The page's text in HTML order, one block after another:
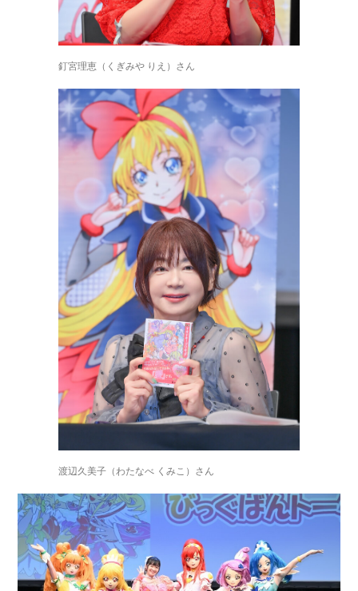
釘宮理恵（くぎみや りえ）さん
渡辺久美子（わたなべ くみこ）さん